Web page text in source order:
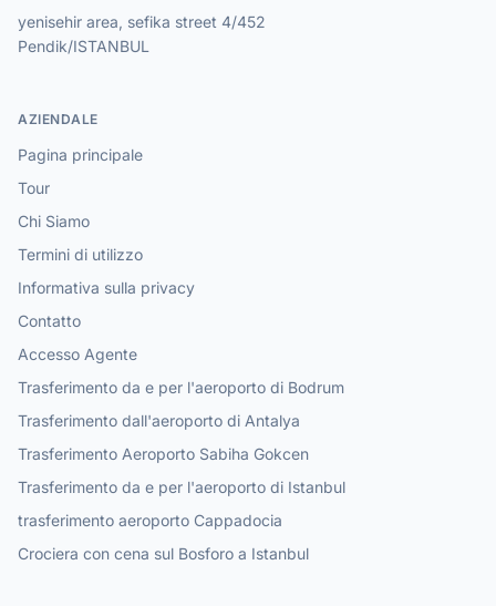
yenisehir area, sefika street 4/452
Pendik/ISTANBUL
AZIENDALE
Pagina principale
Tour
Chi Siamo
Termini di utilizzo
Informativa sulla privacy
Contatto
Accesso Agente
Trasferimento da e per l'aeroporto di Bodrum
Trasferimento dall'aeroporto di Antalya
Trasferimento Aeroporto Sabiha Gokcen
Trasferimento da e per l'aeroporto di Istanbul
trasferimento aeroporto Cappadocia
Crociera con cena sul Bosforo a Istanbul